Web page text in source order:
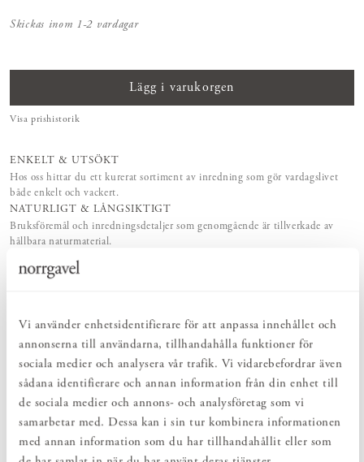
Vi använder enhetsidentifierare för att anpassa innehållet och
annonserna till användarna, tillhandahålla funktioner för
sociala medier och analysera vår trafik. Vi vidarebefordrar även
sådana identifierare och annan information från din enhet till
de sociala medier och annons- och analysföretag som vi
samarbetar med. Dessa kan i sin tur kombinera informationen
med annan information som du har tillhandahållit eller som
Skickas inom 1-2 vardagar
Lägg i varukorgen
Visa prishistorik
ENKELT & UTSÖKT
Hos oss hittar du ett kurerat sortiment av inredning som gör vardagslivet
både enkelt och vackert.
NATURLIGT & LÅNGSIKTIGT
Bruksföremål och inredningsdetaljer som genomgående är tillverkade av
hållbara naturmaterial.
HARMONISK HELHET
Inredningsdetaljer som kompletterar möblerna och skapar en harmonisk
PRODUKTBESKRIVNING
Norrgavels klassiska Kroklist i massiv björk, i ny design så att
avståndet mellan krokarna blir detsamma när flera kroklister
placeras efter varandra. En vacker inredningsdetalj som enkelt
skapar ordning och reda. Välj längd beroende på hur många krokar